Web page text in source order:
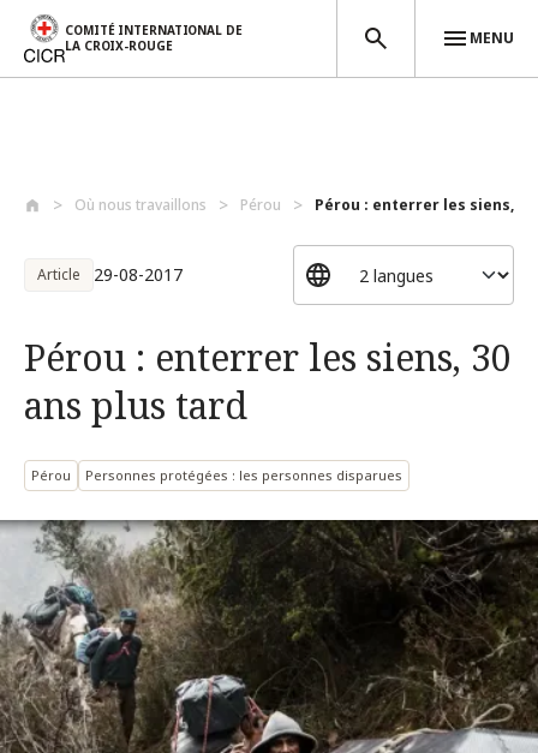
COMITÉ INTERNATIONAL DE
LA CROIX-ROUGE
MENU
Où nous travaillons Pérou Pérou : enterrer les siens,
Article 29-08-2017
Pérou : enterrer les siens, 30
ans plus tard
Pérou Personnes protégées : les personnes disparues